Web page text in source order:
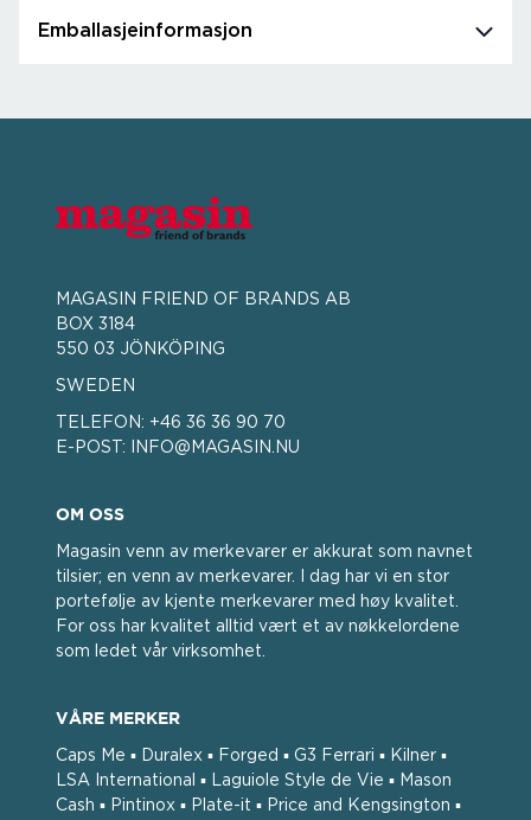
Emballasjeinformasjon
MAGASIN FRIEND OF BRANDS AB
BOX 3184
550 03 JÖNKÖPING
SWEDEN
TELEFON: +46 36 36 90 70
E-POST:
INFO@MAGASIN.NU
OM OSS
Magasin venn av merkevarer er akkurat som navnet
tilsier; en venn av merkevarer. I dag har vi en stor
portefølje av kjente merkevarer med høy kvalitet.
For oss har kvalitet alltid vært et av nøkkelordene
som ledet vår virksomhet.
VÅRE MERKER
Caps Me ▪ Duralex ▪ Forged ▪ G3 Ferrari ▪ Kilner ▪
LSA International ▪ Laguiole Style de Vie ▪ Mason
Cash ▪ Pintinox ▪ Plate-it ▪ Price and Kengsington ▪